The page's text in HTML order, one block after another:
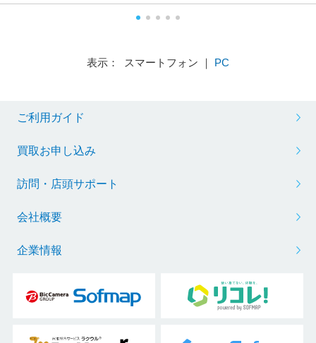
TB /日本語版キーボー
SD：1TB /日本語版キ
ーボード /2026年4月モ
D：1TB /Officeソフト
表示： スマートフォン ｜ PC
ご利用ガイド
買取お申し込み
訪問・店頭サポート
会社概要
企業情報